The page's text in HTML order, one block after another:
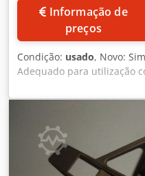
preços
Condição: usado, Novo:
Adequado para utilização